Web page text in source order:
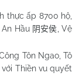
ấp 8700 hộ,
An Hầu 阴安侯 , Vệ
Tôn Ngao, Tô
Thiền vu quyết